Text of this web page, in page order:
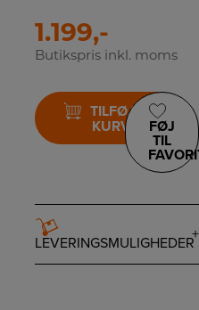
1.199,-
Butikspris inkl. moms
TILFØJ TIL
KURV
FØJ
TIL
LEVERINGSMULIGHEDER